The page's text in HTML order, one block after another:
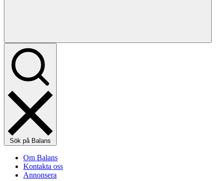
Sök på Balans
Om Balans
Kontakta oss
Annonsera